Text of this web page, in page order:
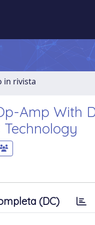
in rivista
Amp With
(DC)